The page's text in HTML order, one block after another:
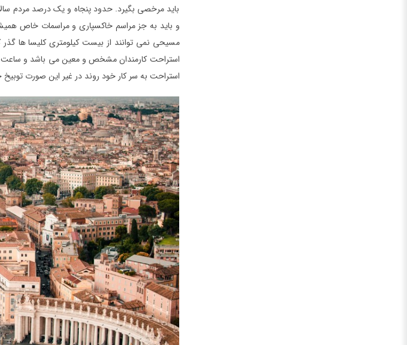
باید مرخصی بگیرد. حدود پنجاه و یک درصد مردم
و باید به جز مراسم خاکسپاری و مراسمات خاص
مسیحی نمی توانند از بیست کیلومتری کلیسا ها گذر
استراحت کارمندان مشخص و معین می باشد و ساعت
استراحت به سر کار خود روند در غیر این صورت